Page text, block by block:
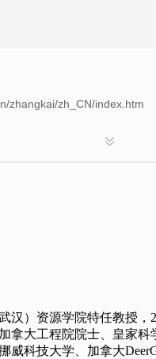
zhangkai/zh_CN/index.htm